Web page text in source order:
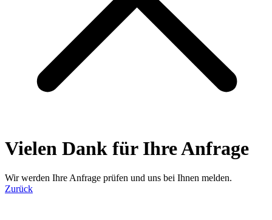
Vielen Dank für Ihre Anfrage
Wir werden Ihre Anfrage prüfen und uns bei Ihnen melden.
Zurück